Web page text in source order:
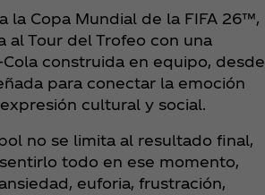
la Copa Mundial de la FIFA 26™,
al Tour del Trofeo con una
construida en equipo, desde
para conectar la emoción
cultural y social.
no se limita al resultado final,
todo en ese momento,
euforia, frustración,